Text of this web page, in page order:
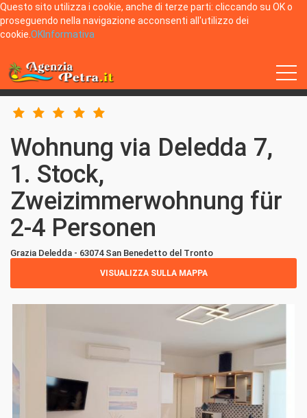
Questo sito utilizza i cookie, anche di terze parti: cliccando su OK o
proseguendo nella navigazione acconsenti all'utilizzo dei
cookie. OKInformativa
Home
San Benedetto del Tronto
Wohnung via Deledda 7, 1. Stock, Zweizimmerwohnung für 2-4 Personen
Wohnung via Deledda 7,
1. Stock,
Zweizimmerwohnung für
2-4 Personen
Grazia Deledda - 63074 San Benedetto del Tronto
VISUALIZZA SULLA MAPPA